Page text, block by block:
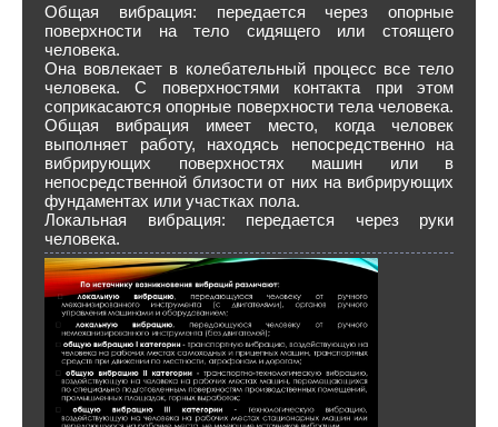
Общая вибрация: передается через опорные
поверхности на тело сидящего или стоящего
человека.
Она вовлекает в колебательный процесс все тело
человека. С поверхностями контакта при этом
соприкасаются опорные поверхности тела человека.
Общая вибрация имеет место, когда человек
выполняет работу, находясь непосредственно на
вибрирующих поверхностях машин или в
непосредственной близости от них на вибрирующих
фундаментах или участках пола.
Локальная вибрация: передается через руки
человека.